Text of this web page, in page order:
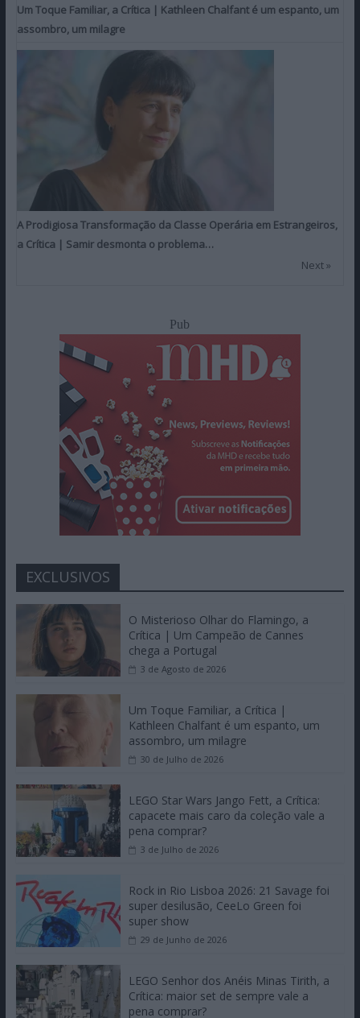
Um Toque Familiar, a Crítica | Kathleen Chalfant é um espanto, um
assombro, um milagre
A Prodigiosa Transformação da Classe Operária em Estrangeiros,
a Crítica | Samir desmonta o problema…
Next »
Pub
EXCLUSIVOS
O Misterioso Olhar do Flamingo, a
Crítica | Um Campeão de Cannes
chega a Portugal
3 de Agosto de 2026
Um Toque Familiar, a Crítica |
Kathleen Chalfant é um espanto, um
assombro, um milagre
30 de Julho de 2026
LEGO Star Wars Jango Fett, a Crítica:
capacete mais caro da coleção vale a
pena comprar?
3 de Julho de 2026
Rock in Rio Lisboa 2026: 21 Savage foi
super desilusão, CeeLo Green foi
super show
29 de Junho de 2026
LEGO Senhor dos Anéis Minas Tirith, a
Crítica: maior set de sempre vale a
pena comprar?